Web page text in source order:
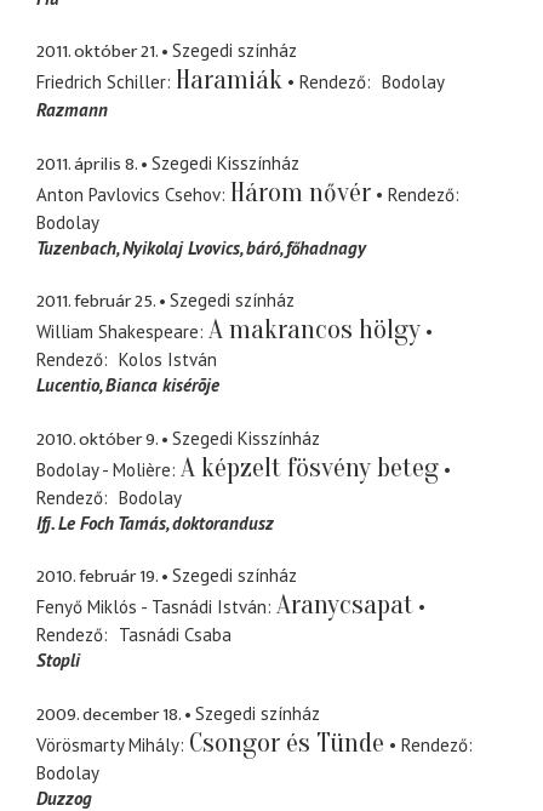
2011. október 21.
Szegedi színház
Friedrich Schiller Haramiák Rendező
Bodolay
Razmann
2011. április 8.
Szegedi Kisszínház
Anton Pavlovics Csehov Három nővér
Rendező
Bodolay
Tuzenbach, Nyikolaj Lvovics báró, főhadnagy
2011. február 25.
Szegedi színház
William Shakespeare A makrancos hölgy
Rendező
Kolos István
Lucentio Bianca kisérõje
2010. október 9.
Szegedi Kisszínház
Bodolay - Molière A képzelt fösvény beteg
Rendező
Bodolay
Ifj. Le Foch Tamás doktorandusz
2010. február 19.
Szegedi színház
Fenyő Miklós - Tasnádi István Aranycsapat
Rendező
Tasnádi Csaba
Stopli
2009. december 18.
Szegedi színház
Vörösmarty Mihály Csongor és Tünde
Rendező
Bodolay
Duzzog